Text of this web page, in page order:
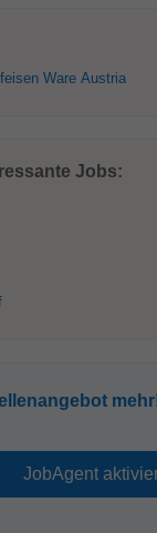
Ware Austria
Jobs: